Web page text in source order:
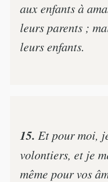
aux enfants à
leurs parents ;
leurs enfants.
15. Et pour moi,
volontiers, et je
même pour vos